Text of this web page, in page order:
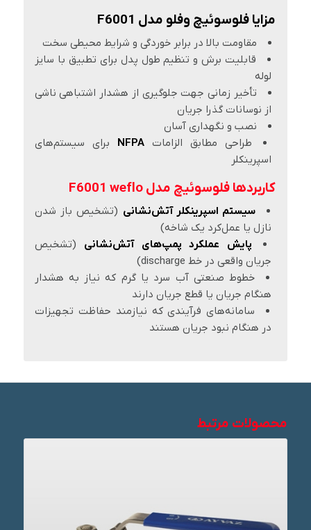
مزایا فلوسوئیچ وفلو مدل F6001
مقاومت بالا در برابر خوردگی و شرایط محیطی سخت
قابلیت برش و تنظیم طول پدل برای تطبیق با سایز
لوله
تأخیر زمانی جهت جلوگیری از هشدار اشتباهی ناشی
از نوسانات گذرا جریان
نصب و نگهداری آسان
طراحی مطابق الزاماتNFPA برای سیستم‌های
اسپرینکلر
کاربردها فلوسوئیچ مدل F6001 weflo
سیستم اسپرینکلر آتش‌نشانی (تشخیص باز شدن
نازل یا عمل‌کرد یک شاخه)
پایش عملکرد پمپ‌های آتش‌نشانی (تشخیص
جریان واقعی در خط discharge)
خطوط صنعتی آب سرد یا گرم که نیاز به هشدار
هنگام جریان یا قطع جریان دارند
سامانه‌های فرآیندی که نیازمند حفاظت تجهیزات
در هنگام نبود جریان هستند
محصولات مرتبط